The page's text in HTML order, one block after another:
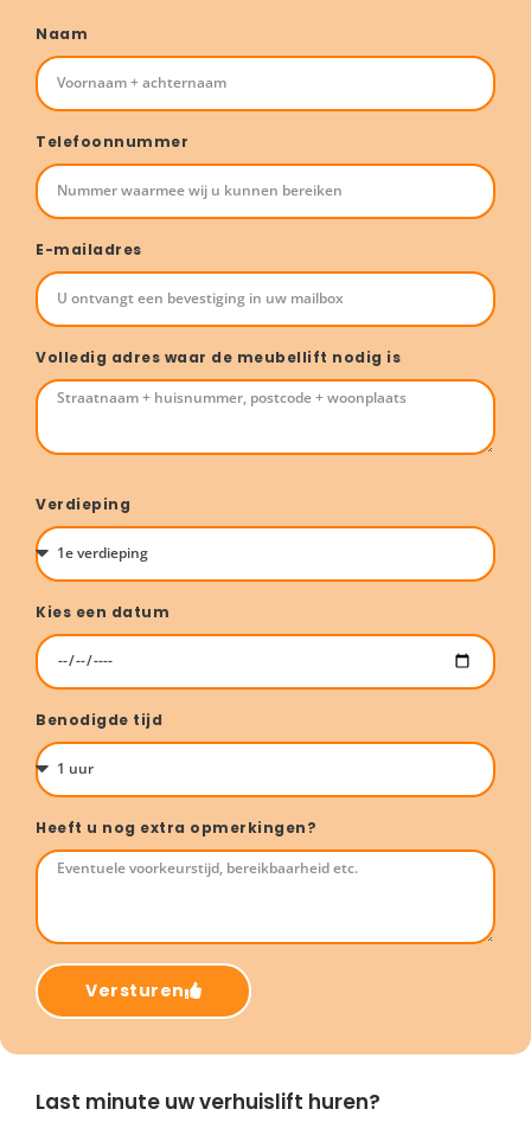
Naam
Telefoonnummer
E-mailadres
Volledig adres waar de meubellift nodig is
Verdieping
Kies een datum
Benodigde tijd
Heeft u nog extra opmerkingen?
Versturen
Last minute uw verhuislift huren?